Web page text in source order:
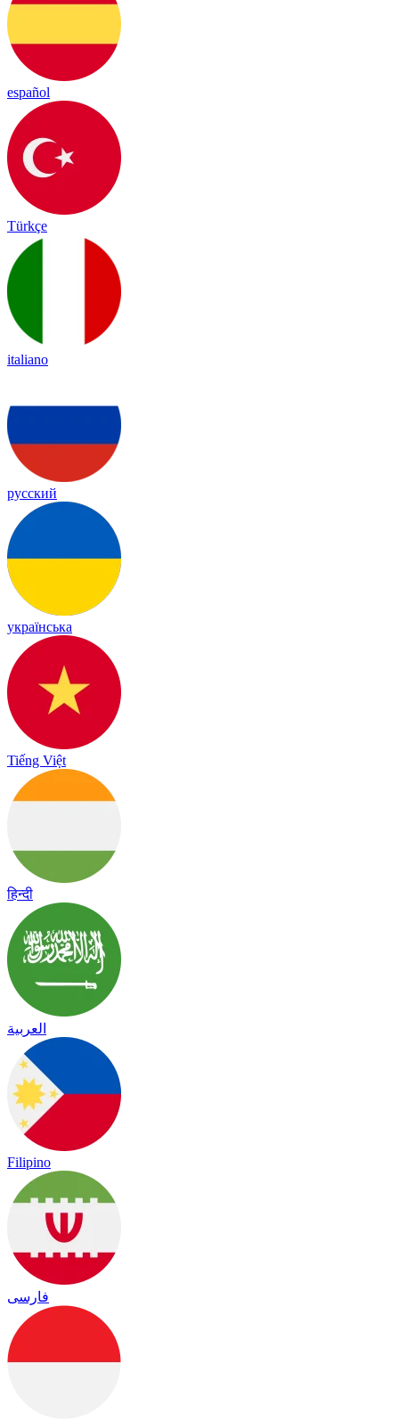
español
Türkçe
italiano
русский
українська
Tiếng Việt
हिन्दी
العربية
Filipino
فارسی